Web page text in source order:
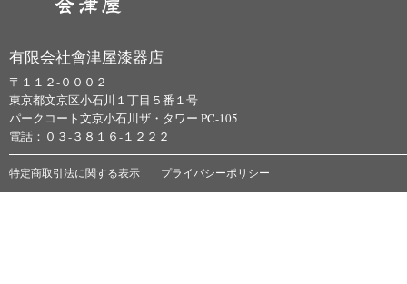
有限会社會津屋漆器店
〒１１２-０００２
東京都文京区小石川１丁目５番１号
パークコート文京小石川ザ・タワー PC-105
電話：０３-３８１６-１２２２
特定商取引法に関する表示 プライバシーポリシー